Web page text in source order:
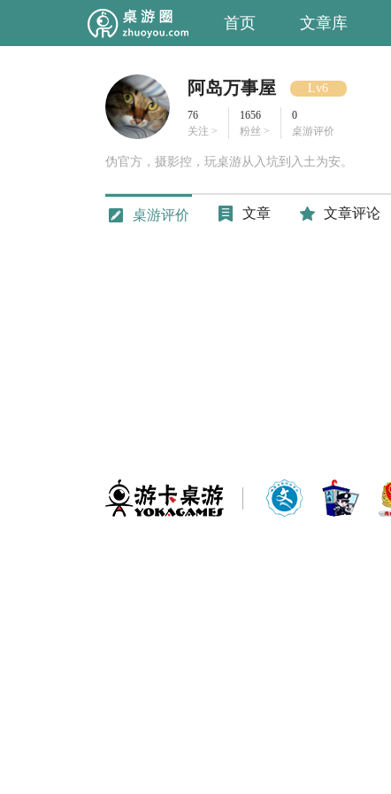
首页 文章库
阿岛万事屋 Lv6
76
关注 >
1656
粉丝 >
0
桌游评价
伪官方，摄影控，玩桌游从入坑到入土为安。
桌游评价 文章 文章评论